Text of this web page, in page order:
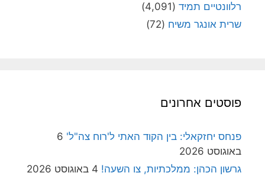
רלוונטיים תמיד (4,091)
שרית אונגר משיח (72)
פוסטים אחרונים
פנחס יחזקאלי: בין הקוד האתי ל'רוח צה"ל' 6
באוגוסט 2026
גרשון הכהן: ממלכתיות, צו השעה! 4 באוגוסט 2026